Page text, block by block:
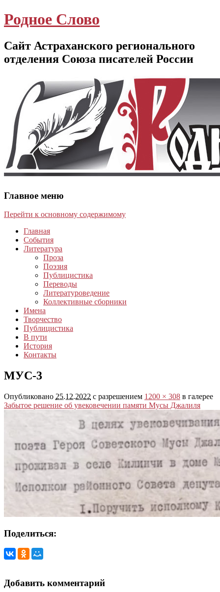
Родное Слово
Сайт Астраханского регионального
отделения Союза писателей России
Главное меню
Перейти к основному содержимому
Главная
События
Литература
Проза
Поэзия
Публицистика
Переводы
Литературоведение
Коллективные сборники
Имена
Творчество
Публицистика
В пути
История
Контакты
МУС-3
Опубликовано 25.12.2022 с разрешением 1200 × 308 в галерее
Забытое решение об увековечении памяти Мусы Джалиля
Поделиться:
Добавить комментарий